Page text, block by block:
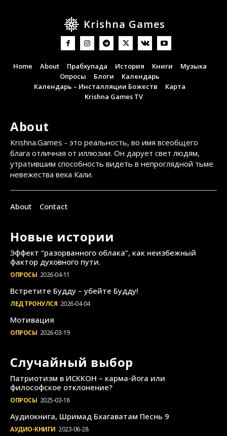
Krishna Games
Home About Прабхупада История Книги
Музыка
Опросы
Блоги
Календарь
Календарь – Инсталляции Божеств
Карта
Krishna Games TV
About
Krishna.Games - это реальность, во имя всеобщего
блага отличная от иллюзии. Он дарует свет людям,
утратившим способность видеть в непроглядной тьме
невежества века Кали.
About Contact
Новые истории
Эффект “разорванного облака”, как неизбежный
фактор духовного пути.
ОПРОСЫ 2026-04-11
Встретите Будду – убейте Будду!
ЛЕД ТРОНУЛСЯ 2026-04-04
Мотивация
ОПРОСЫ 2026-03-19
Случайный выбор
Патриотизм в ИСККОН – карма-йога или
философское отклонение?
ОПРОСЫ 2025-03-18
Аудиокнига, Шримад Бхагаватам Песнь 9
АУДИО-КНИГИ 2023-06-28